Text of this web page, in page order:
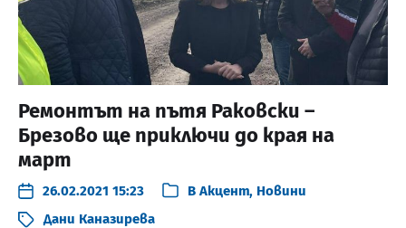
Ремонтът на пътя Раковски –
Брезово ще приключи до края на
март
26.02.2021 15:23 В Акцент, Новини
Дани Каназирева